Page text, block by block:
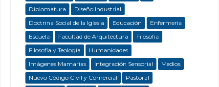
Diplomatura
Diseño Industrial
Doctrina Social de la Iglesia
Educación
Enfermeria
Escuela
Facultad de Arquitectura
Filosofía
Filosofía y Teología
Humanidades
Imágenes Mamarias
Integración Sensorial
Medios
Nuevo Código Civil y Comercial
Pastoral